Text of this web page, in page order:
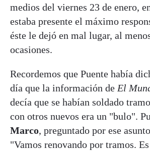
medios del viernes 23 de enero,
estaba presente el máximo
éste le dejó en mal lugar, al
ocasiones.
Recordemos que Puente había
día que la información de El
decía que se habían soldado
con otros nuevos era un "bulo".
Marco, preguntado por ese
"Vamos renovando por tramos.